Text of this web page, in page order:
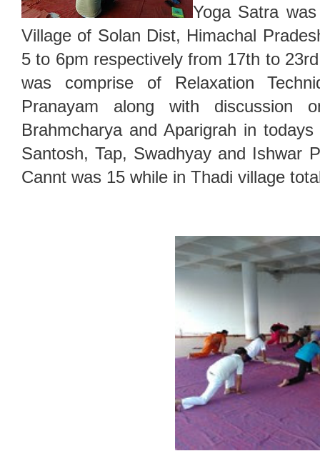
Yoga Satra
Village of Solan Dist, Himachal
5 to 6pm respectively from 17th to
was comprise of Relaxation
Pranayam along with discussion
Brahmcharya and Aparigrah in
Santosh, Tap, Swadhyay and Ishwar
Cannt was 15 while in Thadi village